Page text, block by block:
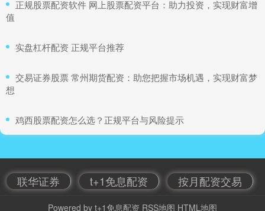
​正规股票配资软件 网上股票配资平台：助力投资，实现财富增
值
​实盘杠杆配资 正规平台推荐
​交易证券股票 常州期货配资：助您把握市场机遇，实现财富梦
想
​鸡西股票配资怎么选？正规平台与风险提示
联华证券 t+1免息配资 按月配资交易
Powered by t+1免息配资 RSS地图 HTML地图